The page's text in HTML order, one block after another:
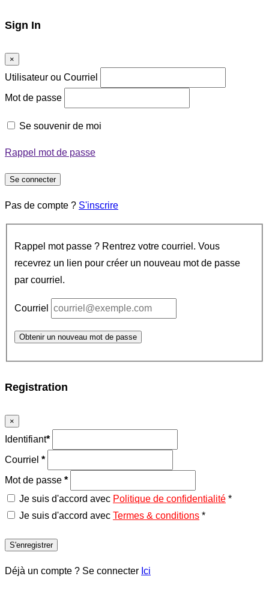
Sign In
×
Utilisateur ou Courriel
Mot de passe
Se souvenir de moi
Rappel mot de passe
Se connecter
Pas de compte ? S'inscrire
Rappel mot passe ? Rentrez votre courriel. Vous
recevrez un lien pour créer un nouveau mot de passe
par courriel.
Courriel
Obtenir un nouveau mot de passe
Registration
×
Identifiant*
Courriel *
Mot de passe *
Je suis d'accord avec Politique de confidentialité *
Je suis d'accord avec Termes & conditions *
S'enregistrer
Déjà un compte ? Se connecter Ici